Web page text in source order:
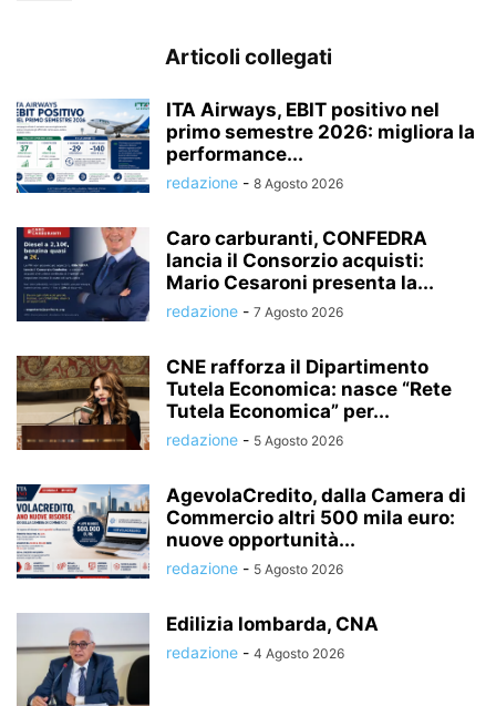
Articoli collegati
ITA Airways, EBIT positivo nel
primo semestre 2026: migliora la
performance...
redazione - 8 Agosto 2026
Caro carburanti, CONFEDRA
lancia il Consorzio acquisti:
Mario Cesaroni presenta la...
redazione - 7 Agosto 2026
CNE rafforza il Dipartimento
Tutela Economica: nasce “Rete
Tutela Economica” per...
redazione - 5 Agosto 2026
AgevolaCredito, dalla Camera di
Commercio altri 500 mila euro:
nuove opportunità...
redazione - 5 Agosto 2026
Edilizia lombarda, CNA
redazione - 4 Agosto 2026